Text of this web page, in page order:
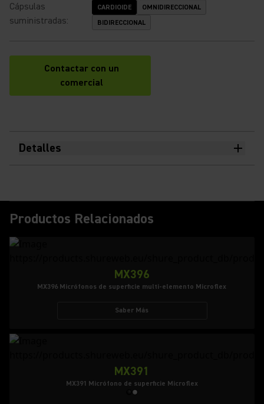
Cápsulas
suministradas:
CARDIOIDE
OMNIDIRECCIONAL
BIDIRECCIONAL
Contactar con un
comercial
Detalles
Productos Relacionados
MX396
MX396 Micrófonos de superficie multi-elemento Microflex
Saber Más
MX391
MX391 Micrófono de superficie Microflex